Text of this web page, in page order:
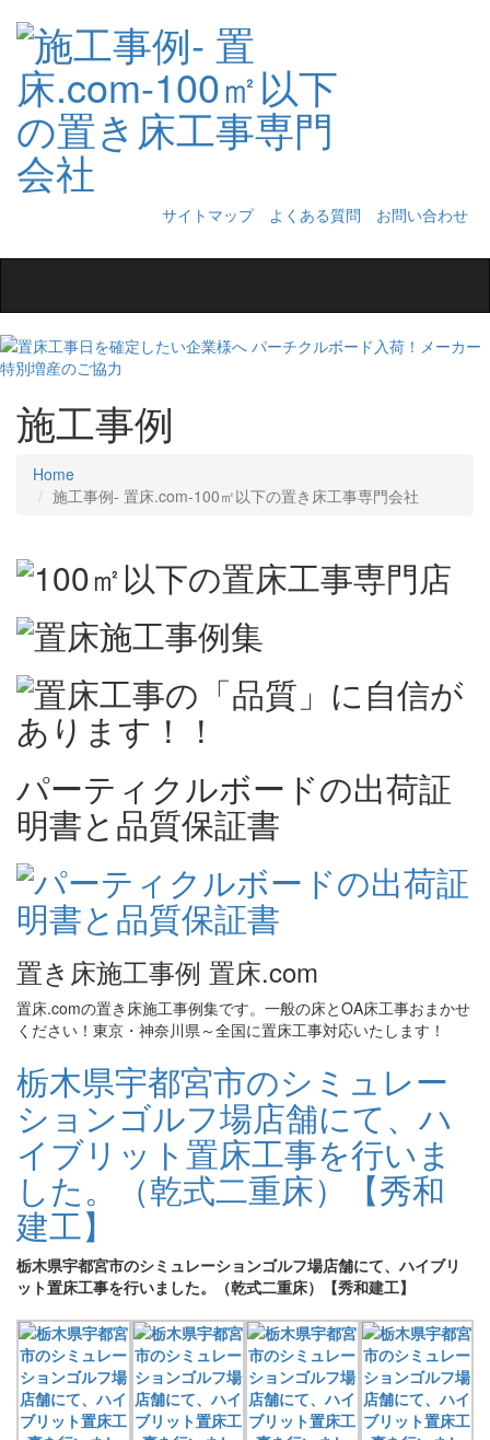
サイトマップ よくある質問
お問い合わせ
navigation
施工事例
Home
施工事例‐ 置床.com-100㎡以下の置き床工事専門会社
パーティクルボードの出荷証
明書と品質保証書
置き床施工事例 置床.com
置床.comの置き床施工事例集です。一般の床とOA床工事おまかせ
ください！東京・神奈川県～全国に置床工事対応いたします！
栃木県宇都宮市のシミュレー
ションゴルフ場店舗にて、ハ
イブリット置床工事を行いま
した。（乾式二重床）【秀和
建工】
栃木県宇都宮市のシミュレーションゴルフ場店舗にて、ハイブリ
ット置床工事を行いました。（乾式二重床）【秀和建工】